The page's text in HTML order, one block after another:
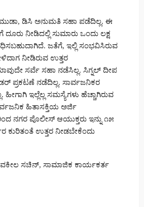
ಡಿಸಿ ಅನುಮತಿ ಸಹಾ ಪಡೆದಿಲ್ಲ. ಈ
ನೀಡಿದಲ್ಲಿ ಸುಮಾರು ಒಂದು ಲಕ್ಷ
ಜತೆಗೆ, ಇಲ್ಲಿ ಸಂಭವಿಸಿರುವ
ನೀಡಿರುವ ಉತ್ತರ
ಸರ್ವೆ ಸಹಾ ನಡೆಸಿಲ್ಲ. ಸಿಗ್ನಲ್ ದೀಪ
ಪ್ರಕಟಣೆ ನಡೆದಿಲ್ಲ. ಸಾರ್ವಜನಿಕರ
ಇಲ್ಲೆಲ್ಲ ಸಮಸ್ಯೆಗಳು ಹೆಚ್ಚಾಗಿರುವ
ಹಿತಾಸಕ್ತಿಯ ಅರ್ಜಿ
ನಗರ ಪೊಲೀಸ್ ಆಯುಕ್ತರು ಇನ್ನು ೧೫
ಕುರಿತಂತೆ ಉತ್ತರ ನೀಡಬೇಕೆಂದು
ಸಚಿನ್, ಸಾಮಾಜಿಕ ಕಾರ್ಯಕರ್ತ